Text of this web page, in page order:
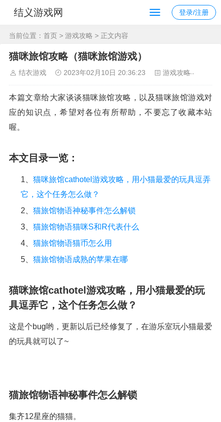
结义游戏网 登录/注册
当前位置： 首页 > 游戏攻略 > 正文内容
猫咪旅馆攻略（猫咪旅馆游戏）
结衣游戏 2023年02月10日 20:36:23 游戏攻略
本篇文章给大家谈谈猫咪旅馆攻略，以及猫咪旅馆游戏对
应的知识点，希望对各位有所帮助，不要忘了收藏本站
喔。
本文目录一览：
1、 猫咪旅馆cathotel游戏攻略，用小猫最爱的玩具逗弄
它，这个任务怎么做？
2、 猫旅馆物语神秘事件怎么解锁
3、 猫旅馆物语猫咪S和R代表什么
4、 猫旅馆物语猫币怎么用
5、 猫旅馆物语成熟的苹果在哪
猫咪旅馆cathotel游戏攻略，用小猫最爱的玩
具逗弄它，这个任务怎么做？
这是个bug哟，更新以后已经修复了，在游乐室玩小猫最爱
的玩具就可以了~
猫旅馆物语神秘事件怎么解锁
集齐12星座的猫猫。